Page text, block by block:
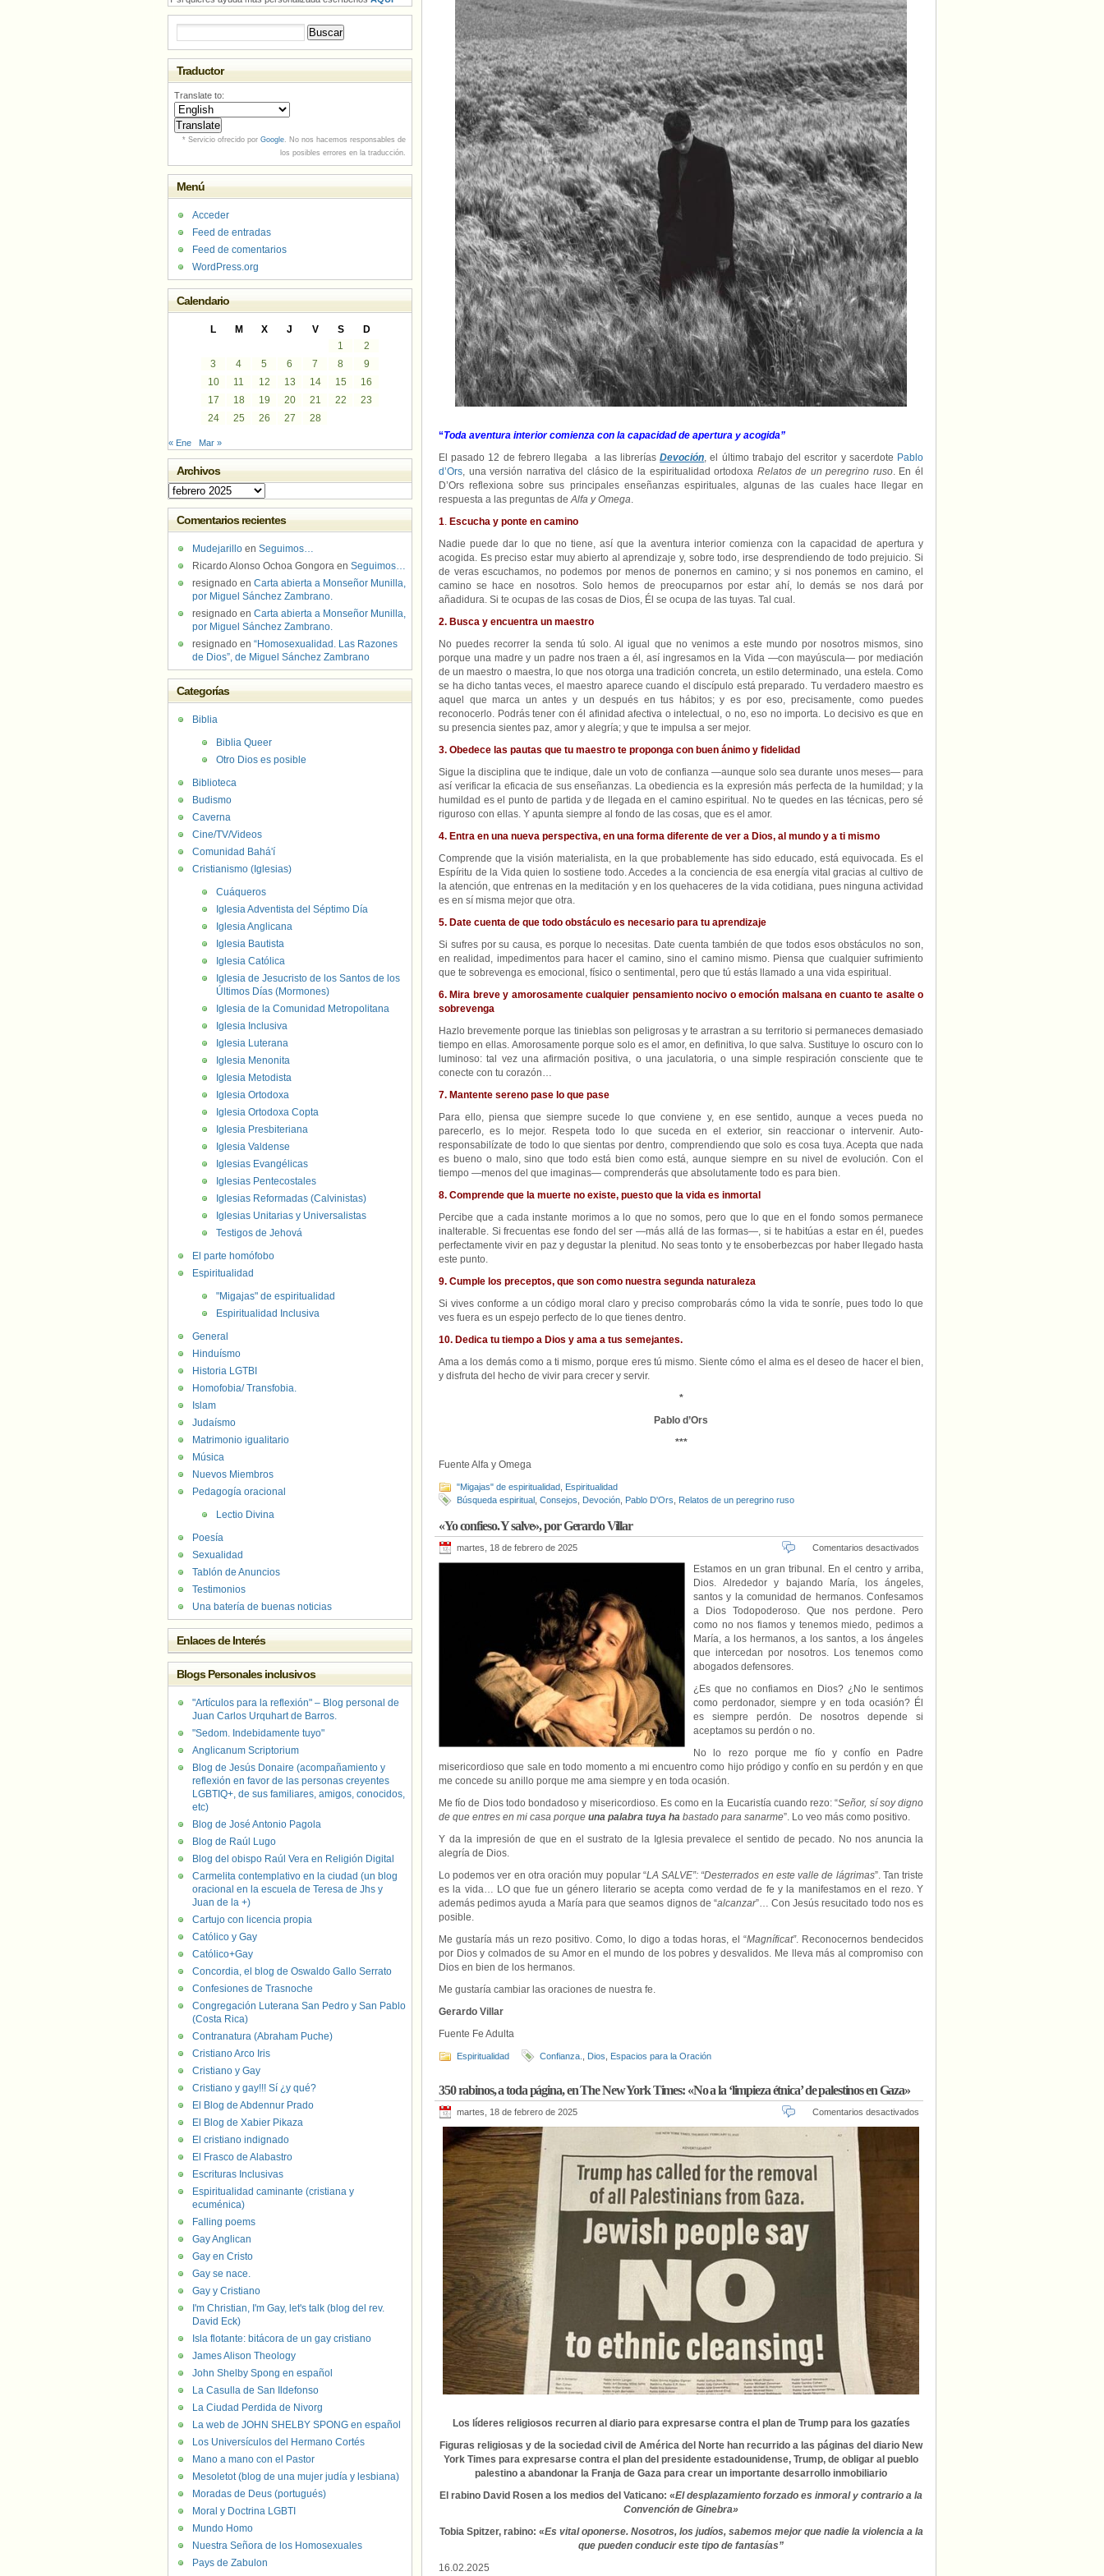
“Toda aventura interior comienza con la capacidad de apertura y acogida”
El pasado 12 de febrerollegaba a las libreríasDevoción, el último trabajo del escritor y sacerdote Pablo
d’Ors, una versión narrativa del clásico de la espiritualidad ortodoxa Relatos de un peregrino ruso. En él
D’Ors reflexiona sobre sus principales enseñanzas espirituales, algunas de las cuales hace llegar en
respuesta a las preguntas deAlfa y Omega.
1. Escucha y ponte en camino
Nadie puede dar lo que no tiene, así que la aventura interior comienza con la capacidad de apertura y
acogida. Es preciso estar muy abierto al aprendizaje y, sobre todo, irse desprendiendo de todo prejuicio. Si
de veras escuchamos, no podemos por menos de ponernos en camino; y si nos ponemos en camino, el
camino se hace en nosotros. Solo hemos de preocuparnos por estar ahí, lo demás se nos dará por
añadidura. Si te ocupas de las cosas de Dios, Él se ocupa de las tuyas. Tal cual.
2. Busca y encuentra un maestro
No puedes recorrer la senda tú solo. Al igual que no venimos a este mundo por nosotros mismos, sino
porque una madre y un padre nos traen a él, así ingresamos en la Vida —con mayúscula— por mediación
de un maestro o maestra, lo que nos otorga una tradición concreta, un estilo determinado, una estela. Como
se ha dicho tantas veces, el maestro aparece cuando el discípulo está preparado. Tu verdadero maestro es
aquel que marca un antes y un después en tus hábitos; y es por eso, precisamente, como puedes
reconocerlo. Podrás tener con él afinidad afectiva o intelectual, o no, eso no importa. Lo decisivo es que en
su presencia sientes paz, amor y alegría; y que te impulsa a ser mejor.
3. Obedece las pautas que tu maestro te proponga con buen ánimo y fidelidad
Sigue la disciplina que te indique, dale un voto de confianza —aunque solo sea durante unos meses— para
así verificar la eficacia de sus enseñanzas. La obediencia es la expresión más perfecta de la humildad; y la
humildad es el punto de partida y de llegada en el camino espiritual. No te quedes en las técnicas, pero sé
riguroso con ellas. Y apunta siempre al fondo de las cosas, que es el amor.
4. Entra en una nueva perspectiva, en una forma diferente de ver a Dios, al mundo y a ti mismo
Comprende que la visión materialista, en la que probablemente has sido educado, está equivocada. Es el
Espíritu de la Vida quien lo sostiene todo. Accedes a la conciencia de esa energía vital gracias al cultivo de
la atención, que entrenas en la meditación y en los quehaceres de la vida cotidiana, pues ninguna actividad
es en sí misma mejor que otra.
5. Date cuenta de que todo obstáculo es necesario para tu aprendizaje
Si sufres por su causa, es porque lo necesitas. Date cuenta también de que todos esos obstáculos no son,
en realidad, impedimentos para hacer el camino, sino el camino mismo. Piensa que cualquier sufrimiento
que te sobrevenga es emocional, físico o sentimental, pero que tú estás llamado a una vida espiritual.
6. Mira breve y amorosamente cualquier pensamiento nocivo o emoción malsana en cuanto te asalte o
sobrevenga
Hazlo brevemente porque las tinieblas son peligrosas y te arrastran a su territorio si permaneces demasiado
tiempo en ellas. Amorosamente porque solo es el amor, en definitiva, lo que salva. Sustituye lo oscuro con lo
luminoso: tal vez una afirmación positiva, o una jaculatoria, o una simple respiración consciente que te
conecte con tu corazón…
7. Mantente sereno pase lo que pase
Para ello, piensa que siempre sucede lo que conviene y, en ese sentido, aunque a veces pueda no
parecerlo, es lo mejor. Respeta todo lo que suceda en el exterior, sin reaccionar o intervenir. Auto-
responsabilízate de todo lo que sientas por dentro, comprendiendo que solo es cosa tuya. Acepta que nada
es bueno o malo, sino que todo está bien como está, aunque siempre en su nivel de evolución. Con el
tiempo —menos del que imaginas— comprenderás que absolutamente todo es para bien.
8. Comprende que la muerte no existe, puesto que la vida es inmortal
Percibe que a cada instante morimos a lo que no somos, pero que lo que en el fondo somos permanece
inalterable. Si frecuentas ese fondo del ser —más allá de las formas—, si te habitúas a estar en él, puedes
perfectamente vivir en paz y degustar la plenitud. No seas tonto y te ensoberbezcas por haber llegado hasta
este punto.
9. Cumple los preceptos, que son como nuestra segunda naturaleza
Si vives conforme a un código moral claro y preciso comprobarás cómo la vida te sonríe, pues todo lo que
ves fuera es un espejo perfecto de lo que tienes dentro.
10. Dedica tu tiempo a Dios y ama a tus semejantes.
Ama a los demás como a ti mismo, porque eres tú mismo. Siente cómo el alma es el deseo de hacer el bien,
y disfruta del hecho de vivir para crecer y servir.
*
Pablo d’Ors
***
Fuente Alfa y Omega
"Migajas" de espiritualidad Espiritualidad
Búsqueda espiritual Consejos Devoción Pablo D'Ors Relatos de un peregrino ruso
«Yo confieso. Y salve», por Gerardo Villar
martes, 18 de febrero de 2025 Comentarios desactivados
Estamos en un gran tribunal. En el centro y arriba,
Dios. Alrededor y bajando María, los ángeles,
santos y la comunidad de hermanos. Confesamos
a Dios Todopoderoso. Que nos perdone. Pero
como no nos fiamos y tenemos miedo, pedimos a
María, a los hermanos, a los santos, a los ángeles
que intercedan por nosotros. Los tenemos como
abogados defensores.
¿Es que no confiamos en Dios? ¿No le sentimos
como perdonador, siempre y en toda ocasión? Él
es siempre perdón. De nosotros depende si
aceptamos su perdón o no.
No lo rezo porque me fío y confío en Padre
misericordioso que sale en todo momento a mi encuentro como hijo pródigo y confío en su perdón y en que
me concede su anillo porque me ama siempre y en toda ocasión.
Me fío de Dios todo bondadoso y misericordioso. Es como en la Eucaristía cuando rezo: “Señor, sí soy digno
de que entres en mi casa porque una palabra tuya ha bastado para sanarme”. Lo veo más como positivo.
Y da la impresión de que en el sustrato de la Iglesia prevalece el sentido de pecado. No nos anuncia la
alegría de Dios.
Lo podemos ver en otra oración muy popular “LA SALVE”: “Desterrados en este valle de lágrimas”. Tan triste
es la vida… LO que fue un género literario se acepta como verdad de fe y la manifestamos en el rezo. Y
además pedimos ayuda a María para que seamos dignos de “alcanzar”… Con Jesús resucitado todo nos es
posible.
Me gustaría más un rezo positivo. Como, lo digo a todas horas, el “Magníficat”. Reconocernos bendecidos
por Dios y colmados de su Amor en el mundo de los pobres y desvalidos. Me lleva más al compromiso con
Dios en bien de los hermanos.
Me gustaría cambiar las oraciones de nuestra fe.
Gerardo Villar
Fuente Fe Adulta
Espiritualidad Confianza. Dios Espacios para la Oración
350 rabinos, a toda página, en The New York Times: «No a la ‘limpieza étnica’ de palestinos en Gaza»
martes, 18 de febrero de 2025 Comentarios desactivados
Los líderes religiosos recurren al diario para expresarse contra el plan de Trump para los gazatíes
Figuras religiosas y de la sociedad civil de América del Norte han recurrido a las páginas del diario New
York Times para expresarse contra el plan del presidente estadounidense, Trump, de obligar al pueblo
palestino a abandonar la Franja de Gaza para crear un importante desarrollo inmobiliario
El rabino David Rosen a los medios del Vaticano: «El desplazamiento forzado es inmoral y contrario a la
Convención de Ginebra»
Tobia Spitzer, rabino: «Es vital oponerse. Nosotros, los judíos, sabemos mejor que nadie la violencia a la
que pueden conducir este tipo de fantasías”
16.02.2025
Traductor
Translate to:
* Servicio ofrecido por Google. No nos hacemos responsables de
los posibles errores en la traducción.
Menú
Acceder
Feed de entradas
Feed de comentarios
WordPress.org
Calendario
L M X J V S
D
1
2
3
4 5 6 7 8
9
10
11 12 13 14 15
16
17
18 19 20 21 22
23
24
25 26 27 28
« Ene Mar »
Archivos
Archivos
Comentarios recientes
Mudejarillo en Seguimos…
Ricardo Alonso Ochoa Gongora en Seguimos…
resignado en Carta abierta a Monseñor Munilla,
por Miguel Sánchez Zambrano.
resignado en Carta abierta a Monseñor Munilla,
por Miguel Sánchez Zambrano.
resignado en “Homosexualidad. Las Razones
de Dios”, de Miguel Sánchez Zambrano
Categorías
Biblia
Biblia Queer
Otro Dios es posible
Biblioteca
Budismo
Caverna
Cine/TV/Videos
Comunidad Bahá'í
Cristianismo (Iglesias)
Cuáqueros
Iglesia Adventista del Séptimo Día
Iglesia Anglicana
Iglesia Bautista
Iglesia Católica
Iglesia de Jesucristo de los Santos de los
Últimos Días (Mormones)
Iglesia de la Comunidad Metropolitana
Iglesia Inclusiva
Iglesia Luterana
Iglesia Menonita
Iglesia Metodista
Iglesia Ortodoxa
Iglesia Ortodoxa Copta
Iglesia Presbiteriana
Iglesia Valdense
Iglesias Evangélicas
Iglesias Pentecostales
Iglesias Reformadas (Calvinistas)
Iglesias Unitarias y Universalistas
Testigos de Jehová
El parte homófobo
Espiritualidad
"Migajas" de espiritualidad
Espiritualidad Inclusiva
General
Hinduísmo
Historia LGTBI
Homofobia/ Transfobia.
Islam
Judaísmo
Matrimonio igualitario
Música
Nuevos Miembros
Pedagogía oracional
Lectio Divina
Poesía
Sexualidad
Tablón de Anuncios
Testimonios
Una batería de buenas noticias
Enlaces de Interés
Blogs Personales inclusivos
"Artículos para la reflexión" – Blog personal de
Juan Carlos Urquhart de Barros.
"Sedom. Indebidamente tuyo"
Anglicanum Scriptorium
Blog de Jesús Donaire (acompañamiento y
reflexión en favor de las personas creyentes
LGBTIQ+, de sus familiares, amigos, conocidos,
etc)
Blog de José Antonio Pagola
Blog de Raúl Lugo
Blog del obispo Raúl Vera en Religión Digital
Carmelita contemplativo en la ciudad (un blog
oracional en la escuela de Teresa de Jhs y
Juan de la +)
Cartujo con licencia propia
Católico y Gay
Católico+Gay
Concordia, el blog de Oswaldo Gallo Serrato
Confesiones de Trasnoche
Congregación Luterana San Pedro y San Pablo
(Costa Rica)
Contranatura (Abraham Puche)
Cristiano Arco Iris
Cristiano y Gay
Cristiano y gay!!! Sí ¿y qué?
El Blog de Abdennur Prado
El Blog de Xabier Pikaza
El cristiano indignado
El Frasco de Alabastro
Escrituras Inclusivas
Espiritualidad caminante (cristiana y
ecuménica)
Falling poems
Gay Anglican
Gay en Cristo
Gay se nace.
Gay y Cristiano
I'm Christian, I'm Gay, let's talk (blog del rev.
David Eck)
Isla flotante: bitácora de un gay cristiano
James Alison Theology
John Shelby Spong en español
La Casulla de San Ildefonso
La Ciudad Perdida de Nivorg
La web de JOHN SHELBY SPONG en español
Los Universículos del Hermano Cortés
Mano a mano con el Pastor
Mesoletot (blog de una mujer judía y lesbiana)
Moradas de Deus (portugués)
Moral y Doctrina LGBTI
Mundo Homo
Nuestra Señora de los Homosexuales
Pays de Zabulon